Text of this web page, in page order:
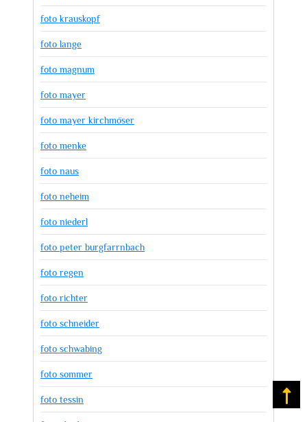
foto krauskopf
foto lange
foto magnum
foto mayer
foto mayer kirchmöser
foto menke
foto naus
foto neheim
foto niederl
foto peter burgfarrnbach
foto regen
foto richter
foto schneider
foto schwabing
foto sommer
foto tessin